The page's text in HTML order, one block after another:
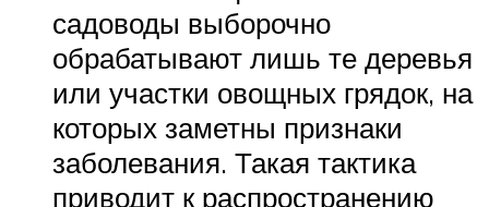
садоводы выборочно
обрабатывают лишь те деревья
или участки овощных грядок, на
которых заметны признаки
заболевания. Такая тактика
приводит к распространению